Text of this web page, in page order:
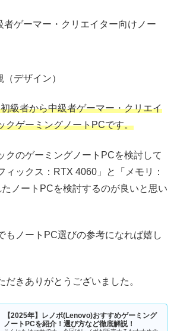
者ゲーマー・クリエイター向けノー
デザイン）
級者から中級者ゲーマー・クリエイ
クゲーミングノートPCです。
クのゲーミングノートPCを検討して
ィックス：RTX 4060」と「メモリ：
ノートPCを検討するのが良いと思い
もノートPC選びの参考になれば嬉し
だきありがとうございました。
【2025年】レノボ(Lenovo)おすすめゲーミング
ノートPCを紹介！選び方など徹底解説！